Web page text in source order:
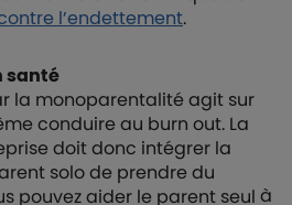
l’endettement.
santé
la monoparentalité agit sur
conduire au burn out. La
doit donc intégrer la
solo de prendre du
pouvez aider le parent seul à